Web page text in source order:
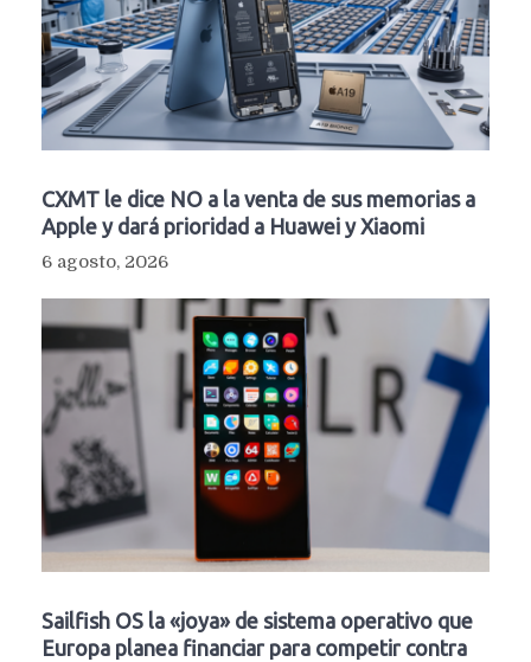
CXMT le dice NO a la venta de sus memorias a
Apple y dará prioridad a Huawei y Xiaomi
6 agosto, 2026
Sailfish OS la «joya» de sistema operativo que
Europa planea financiar para competir contra